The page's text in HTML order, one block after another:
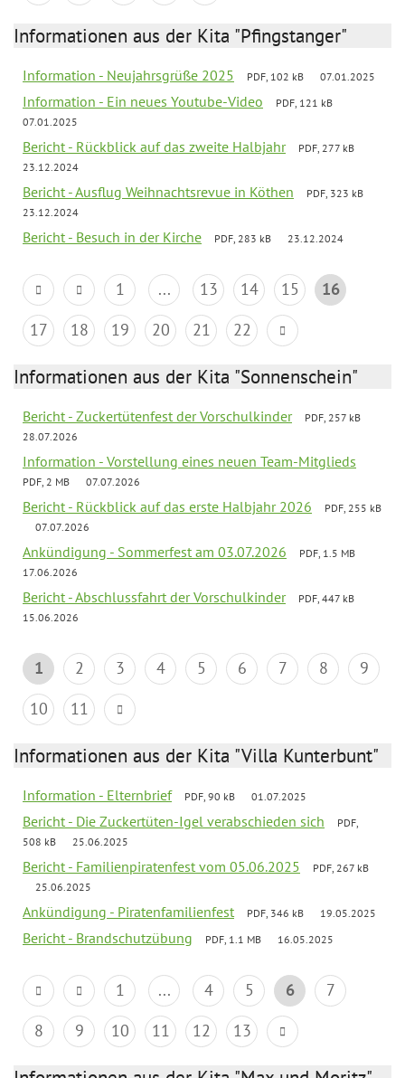
Informationen aus der Kita "Pfingstanger"
Information - Neujahrsgrüße 2025 PDF, 102 kB 07.01.2025
Information - Ein neues Youtube-Video
PDF, 121 kB
07.01.2025
Bericht - Rückblick auf das zweite Halbjahr
PDF, 277 kB
23.12.2024
Bericht - Ausflug Weihnachtsrevue in Köthen
PDF, 323 kB
23.12.2024
Bericht - Besuch in der Kirche PDF, 283 kB 23.12.2024
1 ... 13 14 15
16
17
18 19 20 21 22
Informationen aus der Kita "Sonnenschein"
Bericht - Zuckertütenfest der Vorschulkinder
PDF, 257 kB
28.07.2026
Information - Vorstellung eines neuen Team-Mitglieds
PDF, 2 MB 07.07.2026
Bericht - Rückblick auf das erste Halbjahr 2026
PDF, 255 kB
07.07.2026
Ankündigung - Sommerfest am 03.07.2026
PDF, 1.5 MB
17.06.2026
Bericht - Abschlussfahrt der Vorschulkinder
PDF, 447 kB
15.06.2026
1 2 3 4 5 6 7 8
9
10
11
Informationen aus der Kita "Villa Kunterbunt"
Information - Elternbrief PDF, 90 kB 01.07.2025
Bericht - Die Zuckertüten-Igel verabschieden sich
PDF,
508 kB
25.06.2025
Bericht - Familienpiratenfest vom 05.06.2025
PDF, 267 kB
25.06.2025
Ankündigung - Piratenfamilienfest PDF, 346 kB 19.05.2025
Bericht - Brandschutzübung PDF, 1.1 MB 16.05.2025
1 ... 4 5 6
7
8
9 10 11 12 13